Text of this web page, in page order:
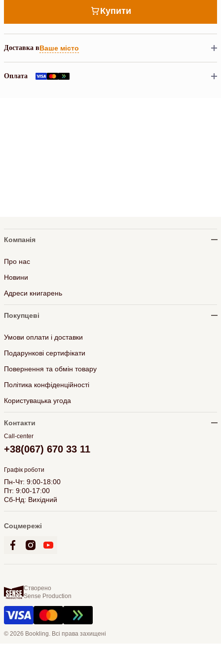
Купити
Доставка вВаше місто
Оплата
Компанія
Про нас
Новини
Адреси книгарень
Покупцеві
Умови оплати і доставки
Подарункові сертифікати
Повернення та обмін товару
Політика конфіденційності
Користувацька угода
Контакти
Call-center
+38(067) 670 33 11
Графік роботи
Пн-Чт: 9:00-18:00
Пт: 9:00-17:00
Сб-Нд: Вихідний
Соцмережі
Створено
Sense Production
© 2026 Bookling. Всі права захищені